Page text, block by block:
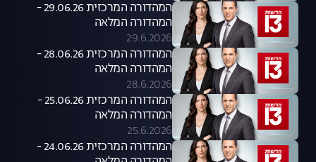
המהדורה המרכזית 29.06.26 -
המהדורה המלאה
29.6.2026
המהדורה המרכזית 28.06.26 -
המהדורה המלאה
28.6.2026
המהדורה המרכזית 25.06.26 -
המהדורה המלאה
25.6.2026
המהדורה המרכזית 24.06.26 -